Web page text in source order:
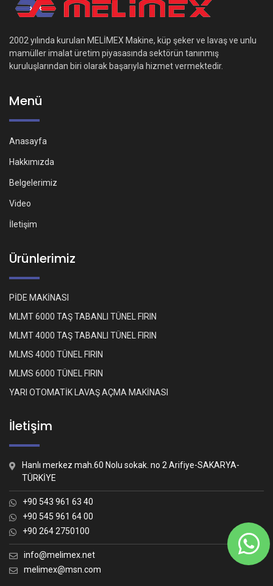
2002 yılında kurulan MELİMEX Makine, küp şeker ve lavaş ve unlu
mamüller imalat üretim piyasasında sektörün tanınmış
kuruluşlarından biri olarak başarıyla hizmet vermektedir.
Menü
Anasayfa
Hakkımızda
Belgelerimiz
Video
İletişim
Ürünlerimiz
PİDE MAKİNASI
MLMT 6000 TAŞ TABANLI TÜNEL FIRIN
MLMT 4000 TAŞ TABANLI TÜNEL FIRIN
MLMS 4000 TÜNEL FIRIN
MLMS 6000 TÜNEL FIRIN
YARI OTOMATİK LAVAŞ AÇMA MAKİNASI
İletişim
Hanlı merkez mah.60 Nolu sokak. no 2 Arifiye-SAKARYA-
TÜRKİYE
+90 543 961 63 40
+90 545 961 64 00
+90 264 2750100
info@melimex.net
melimex@msn.com
Nasıl yardımcı olabiliriz?